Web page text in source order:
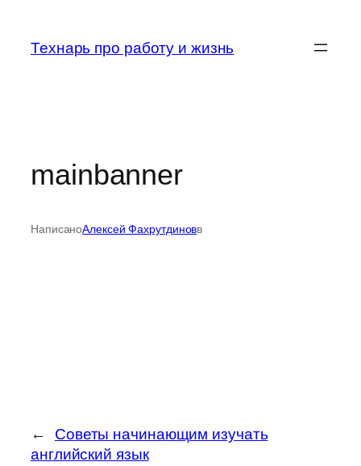
содержимому
Технарь про работу и жизнь
mainbanner
НаписаноАлексей Фахрутдиновв
←
Советы начинающим изучать
английский язык